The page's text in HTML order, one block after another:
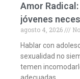
Amor
jóvenes
agosto 4, 2026
Hablar con
sexualidad no
temen